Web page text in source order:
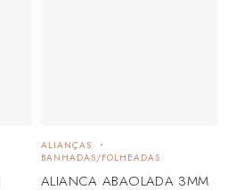
ALIANÇAS
BANHADAS/FOLHEADAS
ALIANCA ABAOLADA 3MM